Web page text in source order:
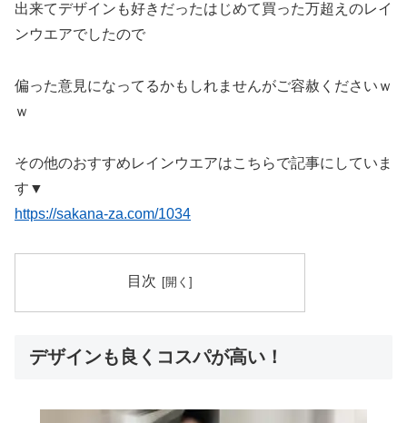
出来てデザインも好きだったはじめて買った万超えのレイ
ンウエアでしたので
偏った意見になってるかもしれませんがご容赦くださいｗ
ｗ
その他のおすすめレインウエアはこちらで記事にしていま
す▼
https://sakana-za.com/1034
目次
デザインも良くコスパが高い！